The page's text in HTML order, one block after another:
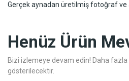
Gerçek aynadan üretilmiş fotoğraf ve
Henüz Ürün
Bizi izlemeye devam edin! Daha
gösterilecektir.